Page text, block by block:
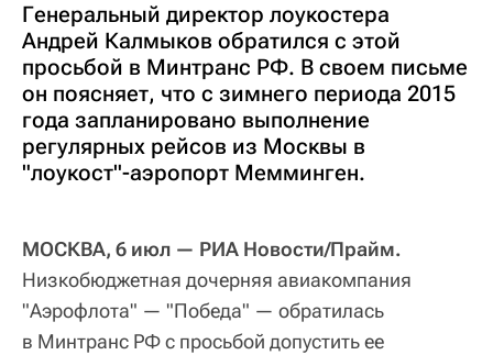
Генеральный директор лоукостера
Андрей Калмыков обратился с этой
просьбой в Минтранс РФ. В своем письме
он поясняет, что с зимнего периода 2015
года запланировано выполнение
регулярных рейсов из Москвы в
"лоукост"-аэропорт Мемминген.
МОСКВА, 6 июл — РИА Новости/Прайм.
Низкобюджетная дочерняя авиакомпания
"Аэрофлота" — "Победа" — обратилась
в Минтранс РФ с просьбой допустить ее